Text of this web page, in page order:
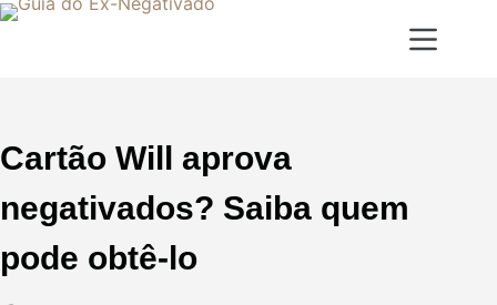
Cartão Will aprova
negativados? Saiba quem
pode obtê-lo